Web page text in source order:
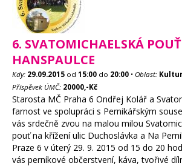
6. SVATOMICHAELSKÁ
HANSPAULCE
Kdy: 29.09.2015 od 15:00 do 20:00 • Oblast:
Příspěvek ÚMČ: 20000,-Kč
Starosta MČ Praha 6 Ondřej Kolář a
farnost ve spolupráci s Pernikářským
vás srdečně zvou na malou milou
pouť na křížení ulic Duchoslávka a Na
Praze 6 v úterý 29. 9. 2015 od 15 do 20
vás perníkové občerstvení, káva, tvořivé